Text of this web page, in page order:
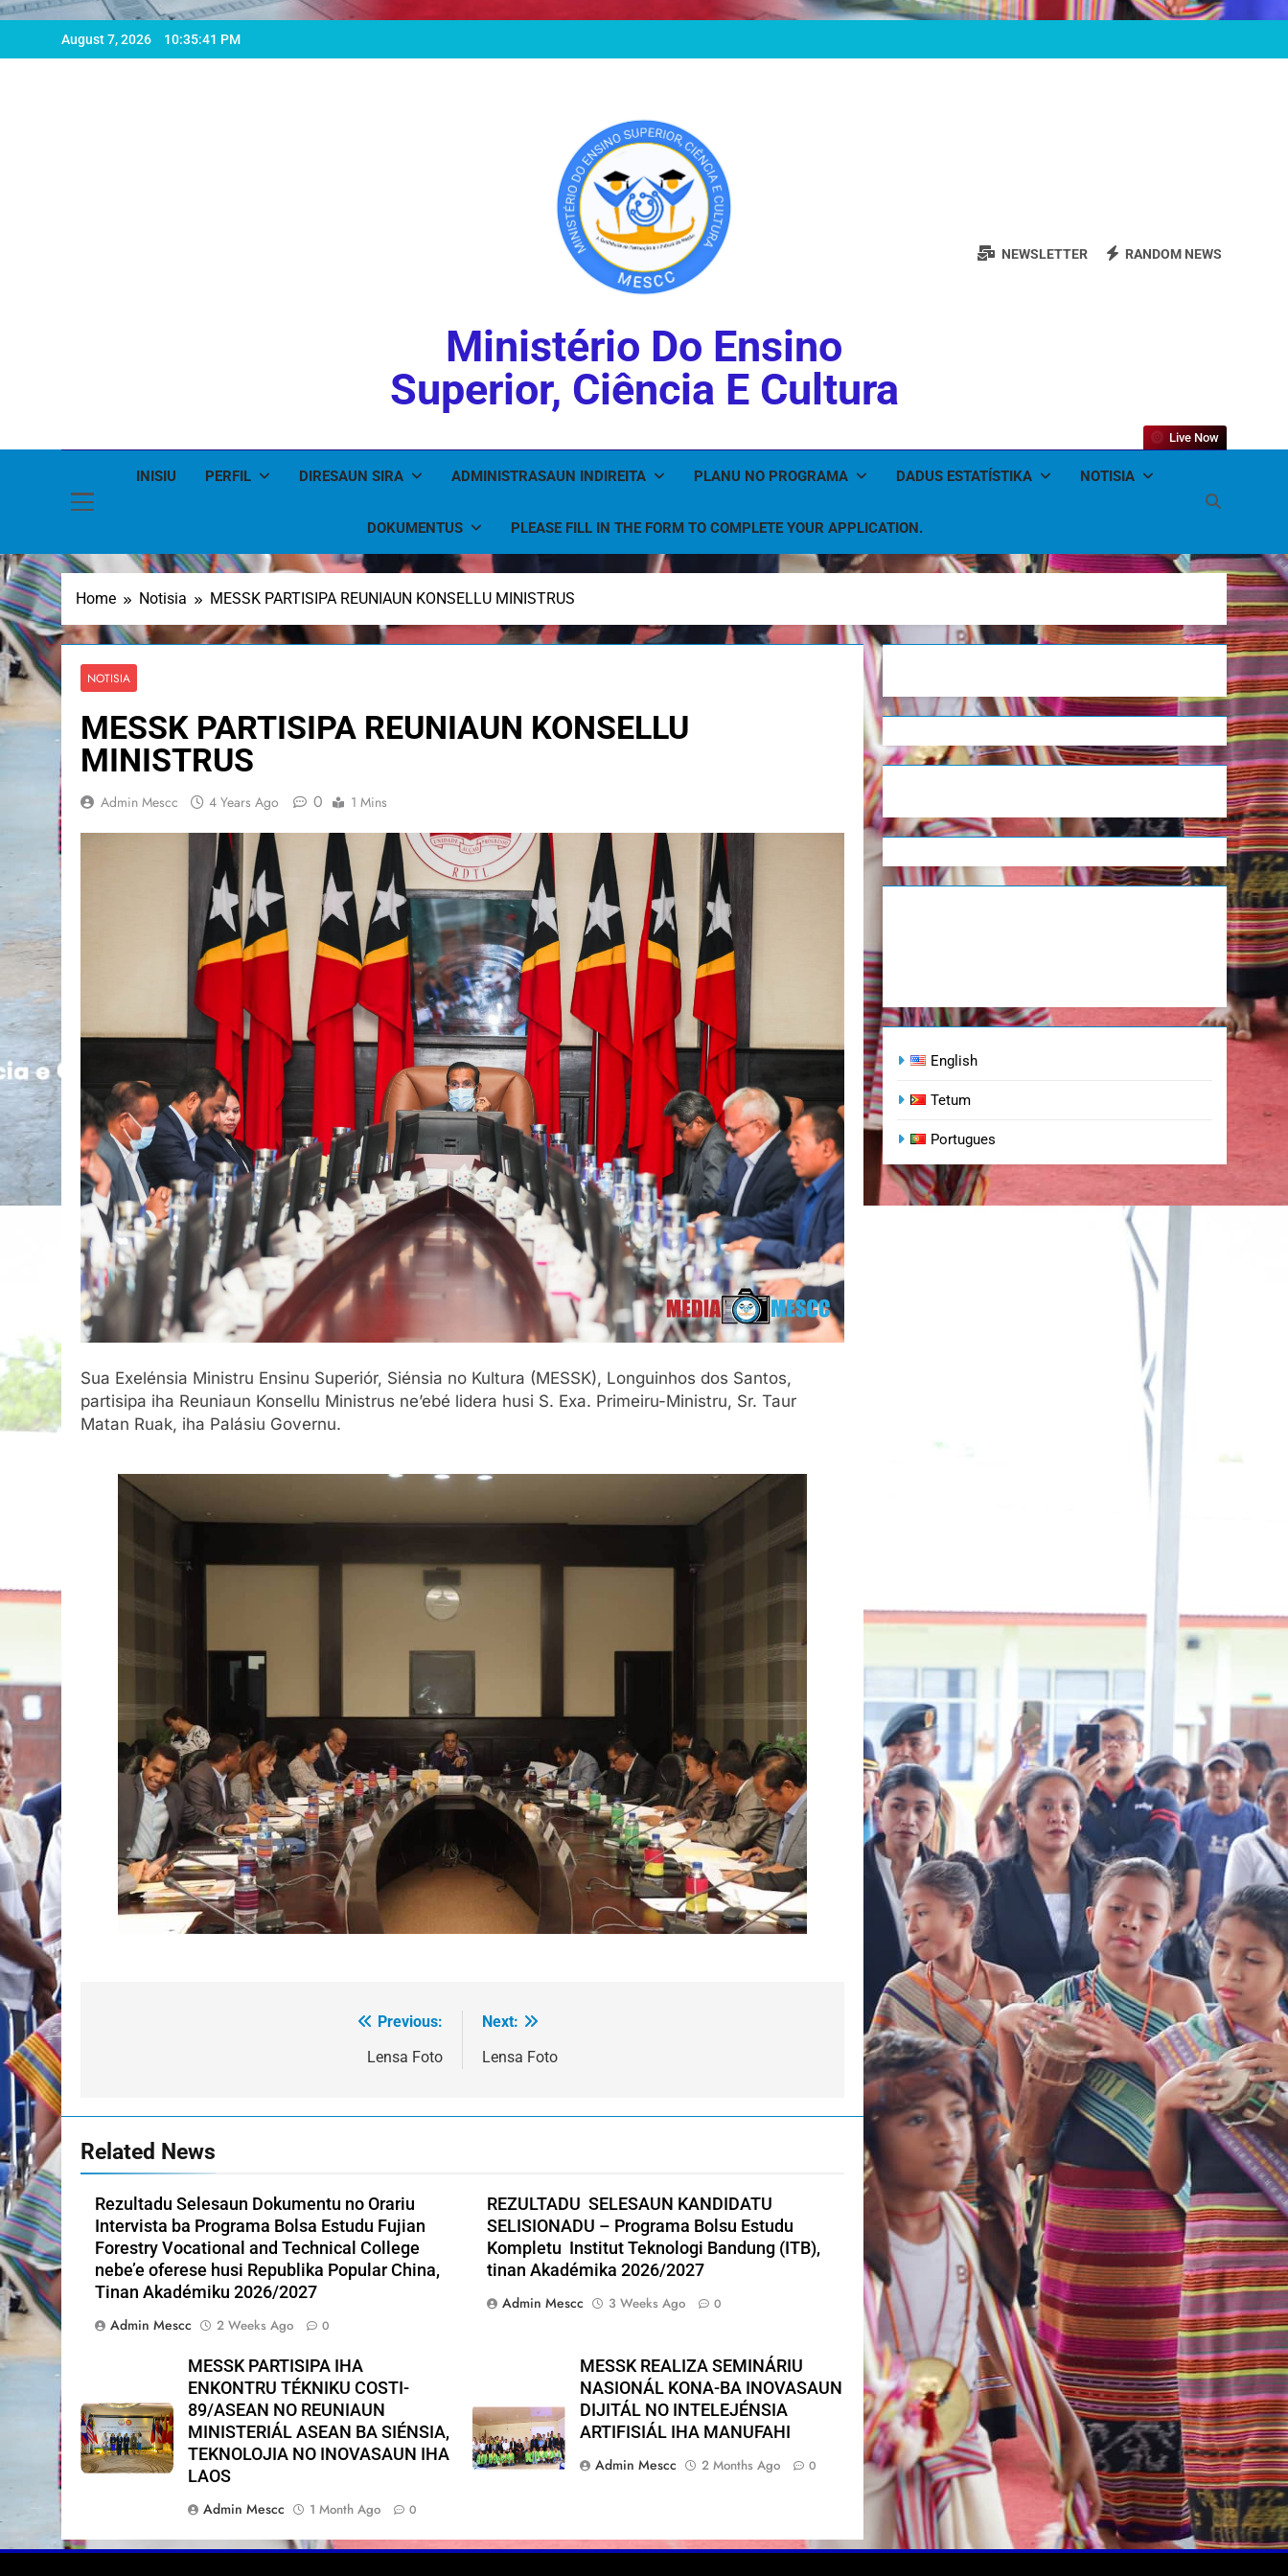
August 7, 2026 10:35:43 PM
Ministério Do Ensino
Superior, Ciência E Cultura
NEWSLETTER RANDOM NEWS
INISIU PERFIL DIRESAUN SIRA ADMINISTRASAUN INDIREITA PLANU NO PROGRAMA DADUS ESTATÍSTIKA NOTISIA
DOKUMENTUS PLEASE FILL IN THE FORM TO COMPLETE YOUR APPLICATION.
Live Now
Home Notisia MESSK PARTISIPA REUNIAUN KONSELLU MINISTRUS
NOTISIA
MESSK PARTISIPA REUNIAUN KONSELLU
MINISTRUS
Admin Mescc 4 Years Ago 0 1 Mins
Sua Exelénsia Ministru Ensinu Superiór, Siénsia no Kultura (MESSK), Longuinhos dos Santos,
partisipa iha Reuniaun Konsellu Ministrus ne’ebé lidera husi S. Exa. Primeiru-Ministru, Sr. Taur
Matan Ruak, iha Palásiu Governu.
Previous:
Lensa Foto
Next:
Lensa Foto
Related News
Rezultadu Selesaun Dokumentu no Orariu
Intervista ba Programa Bolsa Estudu Fujian
Forestry Vocational and Technical College
nebe’e oferese husi Republika Popular China,
Tinan Akadémiku 2026/2027
Admin Mescc
2 Weeks Ago 0
REZULTADU SELESAUN KANDIDATU
SELISIONADU – Programa Bolsu Estudu
Kompletu Institut Teknologi Bandung (ITB),
tinan Akadémika 2026/2027
Admin Mescc
3 Weeks Ago 0
MESSK PARTISIPA IHA
ENKONTRU TÉKNIKU COSTI-
89/ASEAN NO REUNIAUN
MINISTERIÁL ASEAN BA SIÉNSIA,
TEKNOLOJIA NO INOVASAUN IHA
LAOS
Admin Mescc
1 Month Ago 0
MESSK REALIZA SEMINÁRIU
NASIONÁL KONA-BA INOVASAUN
DIJITÁL NO INTELEJÉNSIA
ARTIFISIÁL IHA MANUFAHI
Admin Mescc
2 Months Ago 0
English
Tetum
Portugues